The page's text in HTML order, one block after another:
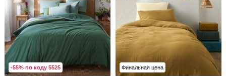
-55% по коду 5525 Финальная цена